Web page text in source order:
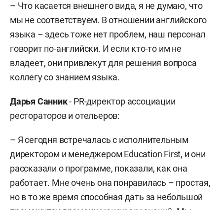
– Что касается внешнего вида, я не думаю, что
мы не соответствуем. В отношении английского
языка – здесь тоже нет проблем, наш персонал
говорит по-английски. И если кто-то им не
владеет, они привлекут для решения вопроса
коллегу со знанием языка.
Дарья Санник- PR-директор ассоциации
рестораторов и отельеров:
– Я сегодня встречалась с исполнительным
директором и менеджером Education First, и они
рассказали о программе, показали, как она
работает. Мне очень она понравилась – простая,
но в то же время способная дать за небольшой